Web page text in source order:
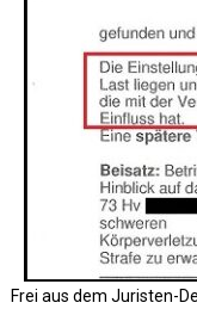
Frei aus dem Juristen-